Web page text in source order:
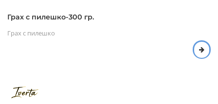
Грах с пилешко-300 гр.
Грах с пилешко